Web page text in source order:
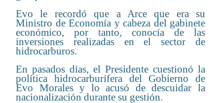
Evo le recordó que a Arce que era su
Ministro de Economía y cabeza del gabinete
económico, por tanto, conocía de las
inversiones realizadas en el sector de
hidrocarburos.
En pasados días, el Presidente cuestionó la
política hidrocarburífera del Gobierno de
Evo Morales y lo acusó de descuidar la
nacionalización durante su gestión.